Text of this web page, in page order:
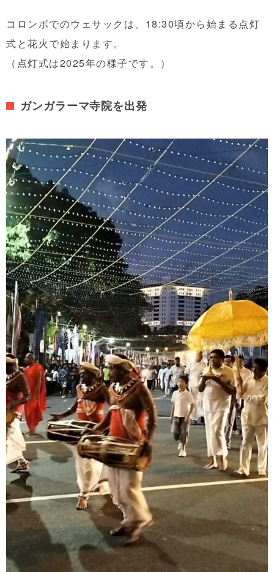
コロンボでのウェサックは、18:30頃から始まる点灯
式と花火で始まります。
（点灯式は2025年の様子です。）
ガンガラーマ寺院を出発